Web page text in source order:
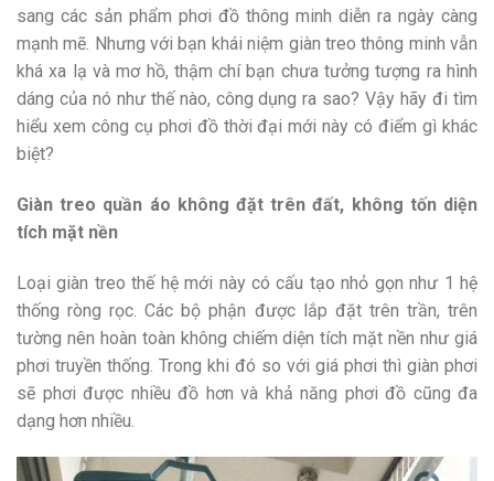
sang các sản phẩm phơi đồ thông minh diễn ra ngày càng
mạnh mẽ. Nhưng với bạn khái niệm giàn treo thông minh vẫn
khá xa lạ và mơ hồ, thậm chí bạn chưa tưởng tượng ra hình
dáng của nó như thế nào, công dụng ra sao? Vậy hãy đi tìm
hiểu xem công cụ phơi đồ thời đại mới này có điểm gì khác
biệt?
Giàn treo quần áo không đặt trên đất, không tốn diện
tích mặt nền
Loại giàn treo thế hệ mới này có cấu tạo nhỏ gọn như 1 hệ
thống ròng rọc. Các bộ phận được lắp đặt trên trần, trên
tường nên hoàn toàn không chiếm diện tích mặt nền như giá
phơi truyền thống. Trong khi đó so với giá phơi thì giàn phơi
sẽ phơi được nhiều đồ hơn và khả năng phơi đồ cũng đa
dạng hơn nhiều.